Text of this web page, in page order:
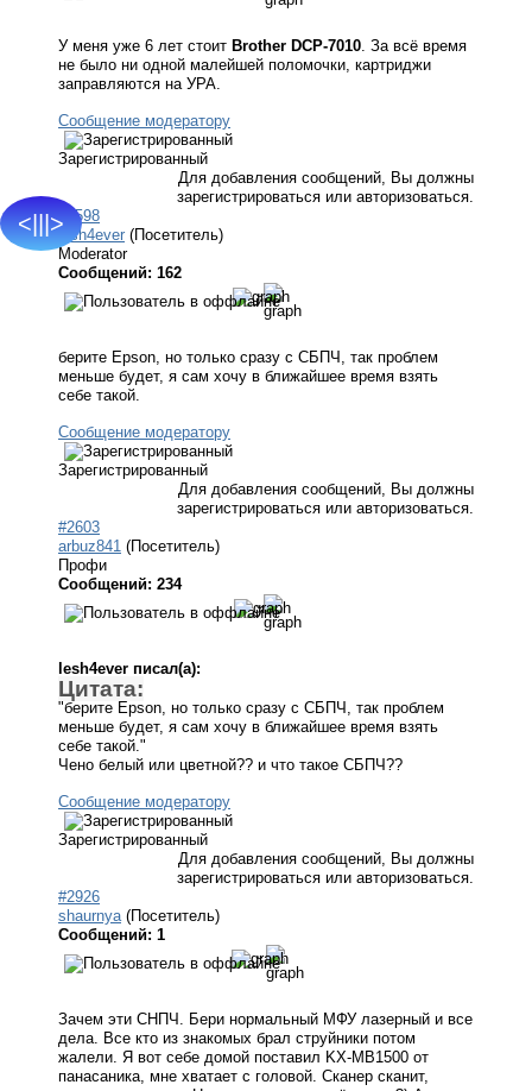
<|||>
У меня уже 6 лет стоит Brother DCP-7010. За всё время
не было ни одной малейшей поломочки, картриджи
заправляются на УРА.
Сообщение модератору
Зарегистрированный
Для добавления сообщений, Вы должны
зарегистрироваться или авторизоваться.
#2598
lesh4ever (Посетитель)
Moderator
Сообщений: 162
берите Epson, но только сразу с СБПЧ, так проблем
меньше будет, я сам хочу в ближайшее время взять
себе такой.
Сообщение модератору
Зарегистрированный
Для добавления сообщений, Вы должны
зарегистрироваться или авторизоваться.
#2603
arbuz841 (Посетитель)
Профи
Сообщений: 234
lesh4ever писал(а):
Цитата:
"берите Epson, но только сразу с СБПЧ, так проблем
меньше будет, я сам хочу в ближайшее время взять
себе такой."
Чено белый или цветной?? и что такое СБПЧ??
Сообщение модератору
Зарегистрированный
Для добавления сообщений, Вы должны
зарегистрироваться или авторизоваться.
#2926
shaurnya (Посетитель)
Сообщений: 1
Зачем эти СНПЧ. Бери нормальный МФУ лазерный и все
дела. Все кто из знакомых брал струйники потом
жалели. Я вот себе домой поставил KX-MB1500 от
панасаника, мне хватает с головой. Сканер сканит,